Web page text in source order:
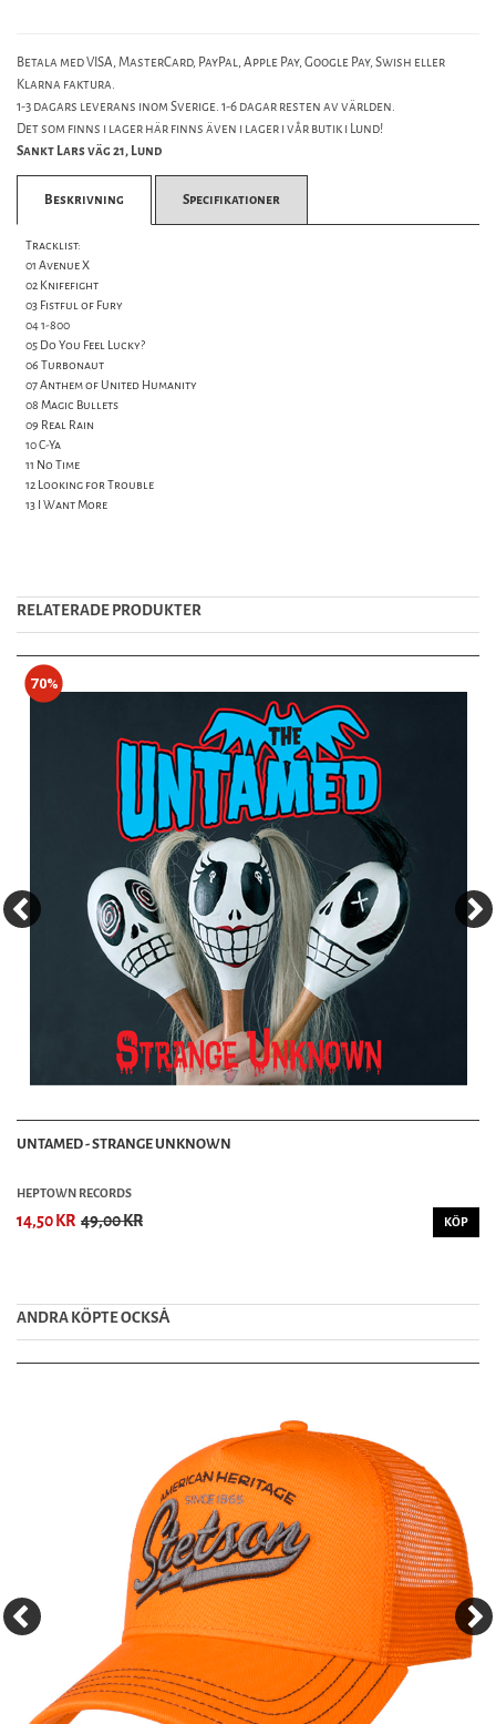
Betala med VISA, MasterCard, PayPal, Apple Pay, Google Pay, Swish eller
Klarna faktura.
1-3 dagars leverans inom Sverige. 1-6 dagar resten av världen.
Det som finns i lager här finns även i lager i vår butik i Lund!
Sankt Lars väg 21, Lund
Beskrivning Specifikationer
Tracklist:
01 Avenue X
02 Knifefight
03 Fistful of Fury
04 1-800
05 Do You Feel Lucky?
06 Turbonaut
07 Anthem of United Humanity
08 Magic Bullets
09 Real Rain
10 C-Ya
11 No Time
12 Looking for Trouble
13 I Want More
RELATERADE PRODUKTER
70%
UNTAMED - STRANGE UNKNOWN
HEPTOWN RECORDS
14,50 KR 49,00 KR KÖP
ANDRA KÖPTE OCKSȦ